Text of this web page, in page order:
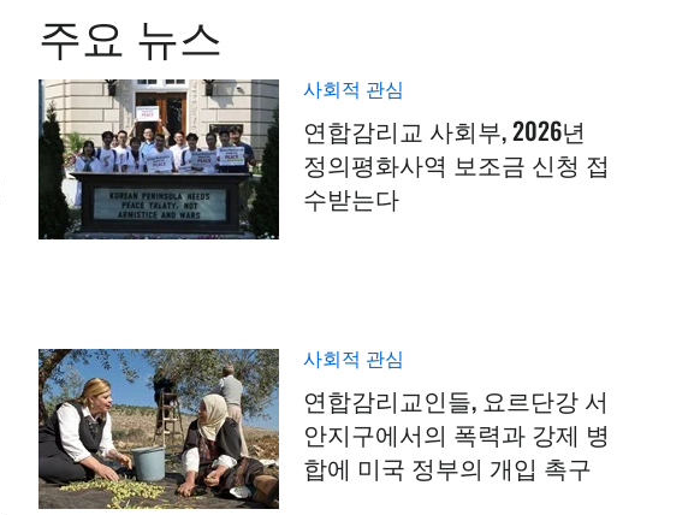
주요 뉴스
사회적 관심
연합감리교 사회부, 2026년
정의평화사역 보조금 신청 접
수받는다
사회적 관심
연합감리교인들, 요르단강 서
안지구에서의 폭력과 강제 병
합에 미국 정부의 개입 촉구